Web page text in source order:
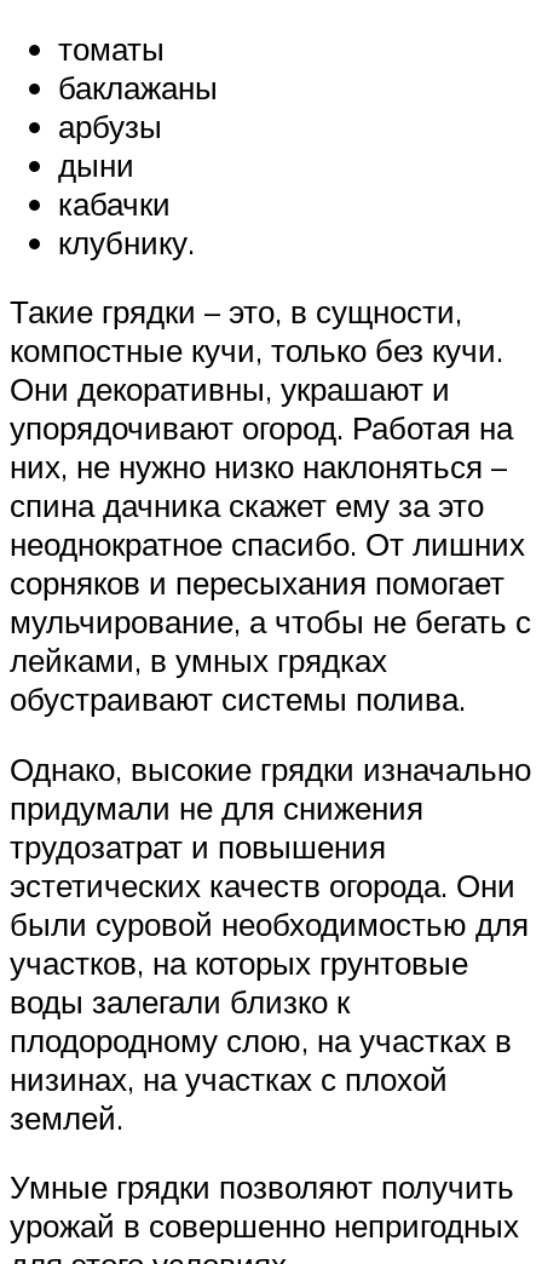
томаты
баклажаны
арбузы
дыни
кабачки
клубнику.
Такие грядки – это, в сущности,
компостные кучи, только без кучи.
Они декоративны, украшают и
упорядочивают огород. Работая на
них, не нужно низко наклоняться –
спина дачника скажет ему за это
неоднократное спасибо. От лишних
сорняков и пересыхания помогает
мульчирование, а чтобы не бегать с
лейками, в умных грядках
обустраивают системы полива.
Однако, высокие грядки изначально
придумали не для снижения
трудозатрат и повышения
эстетических качеств огорода. Они
были суровой необходимостью для
участков, на которых грунтовые
воды залегали близко к
плодородному слою, на участках в
низинах, на участках с плохой
землей.
Умные грядки позволяют получить
урожай в совершенно непригодных